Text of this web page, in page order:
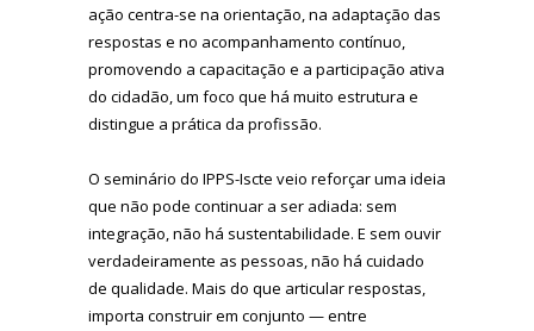
ação centra-se na orientação, na adaptação das
respostas e no acompanhamento contínuo,
promovendo a capacitação e a participação ativa
do cidadão, um foco que há muito estrutura e
distingue a prática da profissão.
O seminário do IPPS-Iscte veio reforçar uma ideia
que não pode continuar a ser adiada: sem
integração, não há sustentabilidade. E sem ouvir
verdadeiramente as pessoas, não há cuidado
de qualidade. Mais do que articular respostas,
importa construir em conjunto — entre